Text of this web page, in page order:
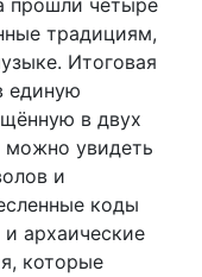
прошли четыре
традициям,
Итоговая
единую
в двух
можно увидеть
и
коды
архаические
которые